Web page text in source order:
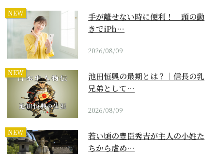
NEW
手が離せない時に便利！ 頭の動
きでiPh…
2026/08/09
NEW
池田恒興の最期とは？｜信長の乳
兄弟として…
2026/08/09
NEW
若い頃の豊臣秀吉が主人の小姓た
ちから虐め…